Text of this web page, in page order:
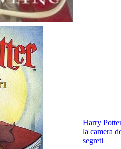
Harry
la camera
segreti